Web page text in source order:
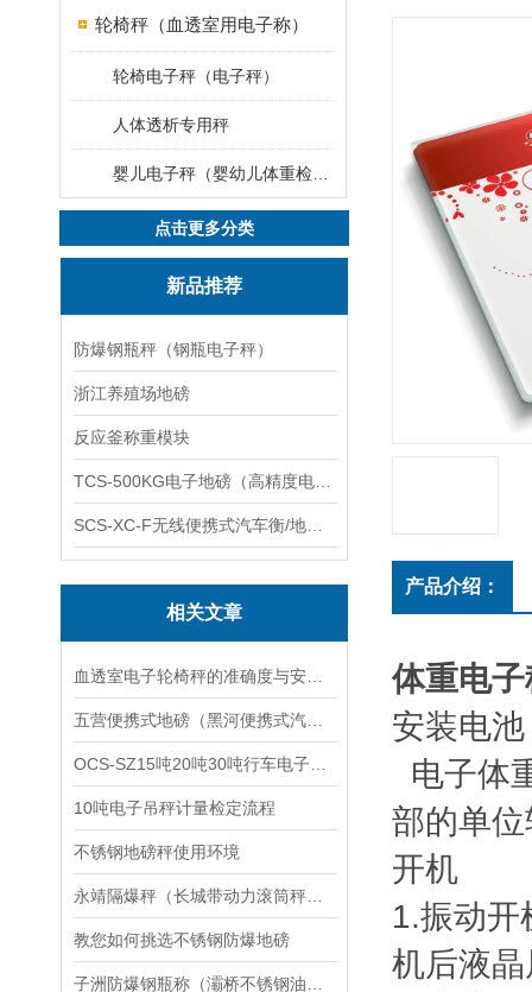
轮椅秤（血透室用电子称）
轮椅电子秤（电子秤）
人体透析专用秤
点击更多分类
新品推荐
防爆钢瓶秤（钢瓶电子秤）
浙江养殖场地磅
反应釜称重模块
相关文章
10吨电子吊秤计量检定流程
不锈钢地磅秤使用环境
教您如何挑选不锈钢防爆地磅
产品介绍：
体重电
安装电池
电子体
部的单位
开机
1.振动开
机后液晶